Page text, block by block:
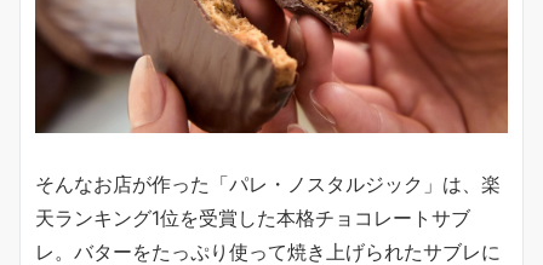
そんなお店が作った「パレ・ノスタルジック」は、楽
天ランキング1位を受賞した本格チョコレートサブ
レ。バターをたっぷり使って焼き上げられたサブレに